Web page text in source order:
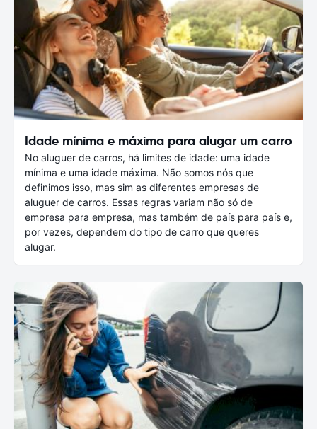
Idade mínima e máxima para alugar um carro
No aluguer de carros, há limites de idade: uma idade
mínima e uma idade máxima. Não somos nós que
definimos isso, mas sim as diferentes empresas de
aluguer de carros. Essas regras variam não só de
empresa para empresa, mas também de país para país e,
por vezes, dependem do tipo de carro que queres
alugar.